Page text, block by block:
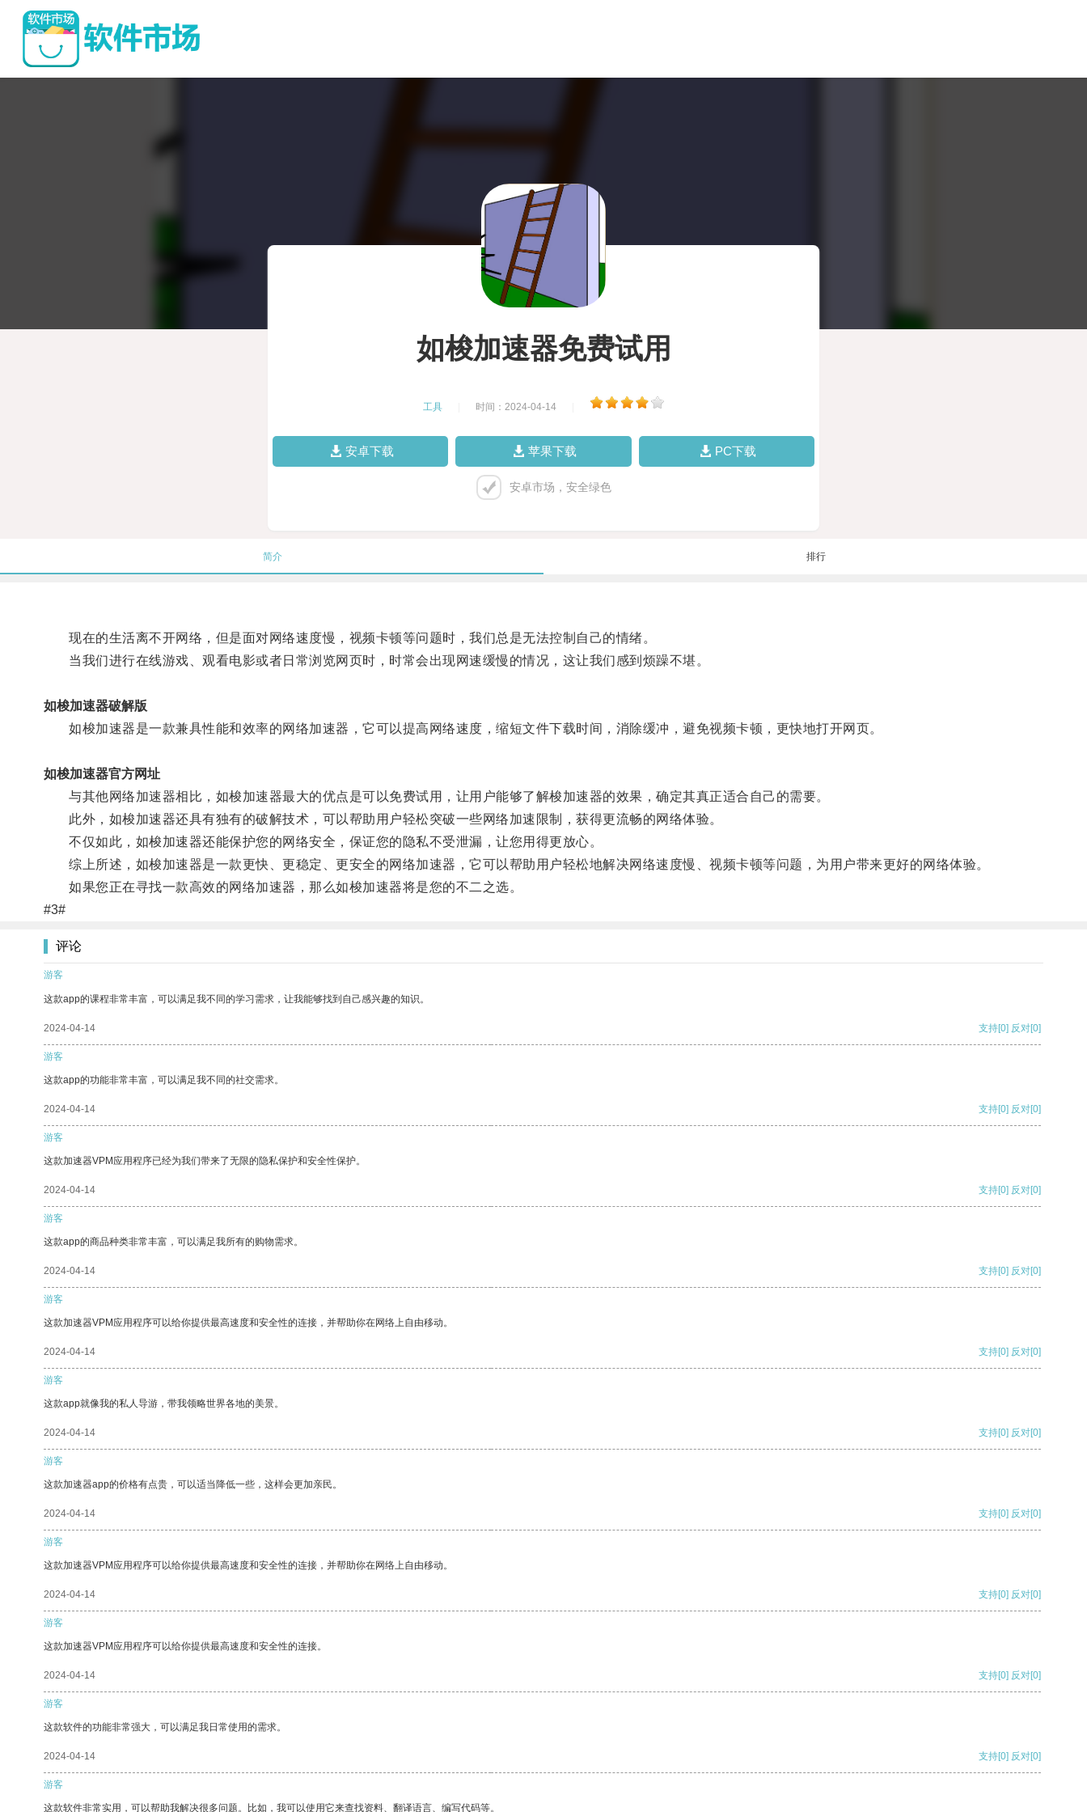
如梭加速器免费试用
工具 时间：2024-04-14
安卓下载 苹果下载 PC下载
安卓市场，安全绿色
简介 排行
现在的生活离不开网络，但是面对网络速度慢，视频卡顿等问题时，我们总是无法控制自己的情绪。
当我们进行在线游戏、观看电影或者日常浏览网页时，时常会出现网速缓慢的情况，这让我们感到烦躁不堪。
如梭加速器破解版
如梭加速器是一款兼具性能和效率的网络加速器，它可以提高网络速度，缩短文件下载时间，消除缓冲，避免视频卡顿，更快地打开网页。
如梭加速器官方网址
与其他网络加速器相比，如梭加速器最大的优点是可以免费试用，让用户能够了解梭加速器的效果，确定其真正适合自己的需要。
此外，如梭加速器还具有独有的破解技术，可以帮助用户轻松突破一些网络加速限制，获得更流畅的网络体验。
不仅如此，如梭加速器还能保护您的网络安全，保证您的隐私不受泄漏，让您用得更放心。
综上所述，如梭加速器是一款更快、更稳定、更安全的网络加速器，它可以帮助用户轻松地解决网络速度慢、视频卡顿等问题，为用户带来更好的网络体验。
如果您正在寻找一款高效的网络加速器，那么如梭加速器将是您的不二之选。
#3#
评论
游客
这款app的课程非常丰富，可以满足我不同的学习需求，让我能够找到自己感兴趣的知识。
2024-04-14 支持[0] 反对[0]
游客
这款app的功能非常丰富，可以满足我不同的社交需求。
2024-04-14 支持[0] 反对[0]
游客
这款加速器VPM应用程序已经为我们带来了无限的隐私保护和安全性保护。
2024-04-14 支持[0] 反对[0]
游客
这款app的商品种类非常丰富，可以满足我所有的购物需求。
2024-04-14 支持[0] 反对[0]
游客
这款加速器VPM应用程序可以给你提供最高速度和安全性的连接，并帮助你在网络上自由移动。
2024-04-14 支持[0] 反对[0]
游客
这款app就像我的私人导游，带我领略世界各地的美景。
2024-04-14 支持[0] 反对[0]
游客
这款加速器app的价格有点贵，可以适当降低一些，这样会更加亲民。
2024-04-14 支持[0] 反对[0]
游客
这款加速器VPM应用程序可以给你提供最高速度和安全性的连接，并帮助你在网络上自由移动。
2024-04-14 支持[0] 反对[0]
游客
这款加速器VPM应用程序可以给你提供最高速度和安全性的连接。
2024-04-14 支持[0] 反对[0]
游客
这款软件的功能非常强大，可以满足我日常使用的需求。
2024-04-14 支持[0] 反对[0]
游客
这款软件非常实用，可以帮助我解决很多问题。比如，我可以使用它来查找资料、翻译语言、编写代码等。